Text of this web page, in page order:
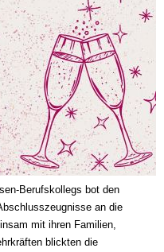
Berufskollegs bot den
an die
mit ihren Familien,
blickten die